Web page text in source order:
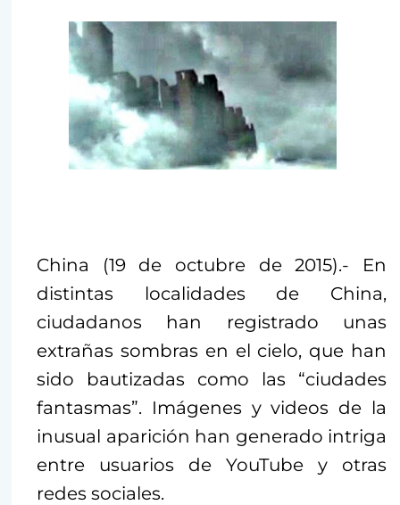
China (19 de octubre de 2015).- En
distintas localidades de China,
ciudadanos han registrado unas
extrañas sombras en el cielo, que han
sido bautizadas como las “ciudades
fantasmas”. Imágenes y videos de la
inusual aparición han generado intriga
entre usuarios de YouTube y otras
redes sociales.